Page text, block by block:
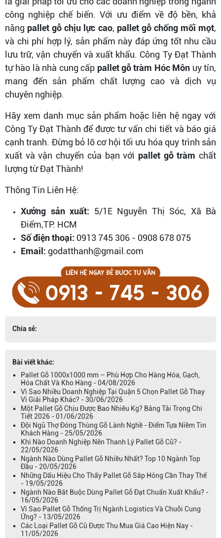
công nghiệp chế biến. Với ưu điểm về độ bền, khả
năng pallet gỗ chịu lực cao, pallet gỗ chống mối mọt,
và chi phí hợp lý, sản phẩm này đáp ứng tốt nhu cầu
lưu trữ, vận chuyển và xuất khẩu. Công Ty Đạt Thành
tự hào là nhà cung cấp pallet gỗ tràm Hóc Môn uy tín,
mang đến sản phẩm chất lượng cao và dịch vụ
chuyên nghiệp.
Hãy xem danh mục sản phẩm hoặc liên hệ ngay với
Công Ty Đạt Thành để được tư vấn chi tiết và báo giá
cạnh tranh. Đừng bỏ lỡ cơ hội tối ưu hóa quy trình sản
xuất và vận chuyển của bạn với pallet gỗ tràm chất
lượng từ Đạt Thành!
Thông Tin Liên Hệ:
Xưởng sản xuất: 5/1E Nguyễn Thị Sóc, Xã Bà
Điểm,TP. HCM
Số điện thoại: 0913 745 306 - 0908 678 075
Email: godatthanh@gmail.com
Chia sẻ:
Bài viết khác:
Pallet Gỗ 1000x1000 mm – Phù Hợp Cho Hàng Hóa, Gạch,
Hóa Chất Và Kho Hàng - 04/08/2026
Vì Sao Nhiều Doanh Nghiệp Tại Quận 5 Chọn Pallet Gỗ Thay
Vì Giải Pháp Khác? - 30/06/2026
Một Pallet Gỗ Chịu Được Bao Nhiêu Kg? Bảng Tải Trọng Chi
Tiết 2026 - 01/06/2026
Đội Ngũ Thợ Đóng Thùng Gỗ Lành Nghề - Điểm Tựa Niềm Tin
Khách Hàng - 25/05/2026
Khi Nào Doanh Nghiệp Nên Thanh Lý Pallet Gỗ Cũ? -
22/05/2026
Ngành Nào Dùng Pallet Gỗ Nhiều Nhất? Top 10 Ngành Top
Đầu - 20/05/2026
Những Dấu Hiệu Cho Thấy Pallet Gỗ Sắp Hỏng Cần Thay Thế
- 19/05/2026
Ngành Nào Bắt Buộc Dùng Pallet Gỗ Đạt Chuẩn Xuất Khẩu? -
16/05/2026
Vì Sao Pallet Gỗ Thống Trị Ngành Logistics Và Chuỗi Cung
Ứng? - 13/05/2026
Các Loại Pallet Gỗ Cũ Được Thu Mua Giá Cao Hiện Nay -
11/05/2026